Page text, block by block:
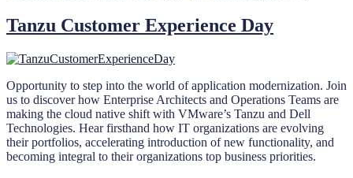
Tanzu Customer Experience Day
Opportunity to step into the world of application modernization. Join
us to discover how Enterprise Architects and Operations Teams are
making the cloud native shift with VMware’s Tanzu and Dell
Technologies. Hear firsthand how IT organizations are evolving
their portfolios, accelerating introduction of new functionality, and
becoming integral to their organizations top business priorities.